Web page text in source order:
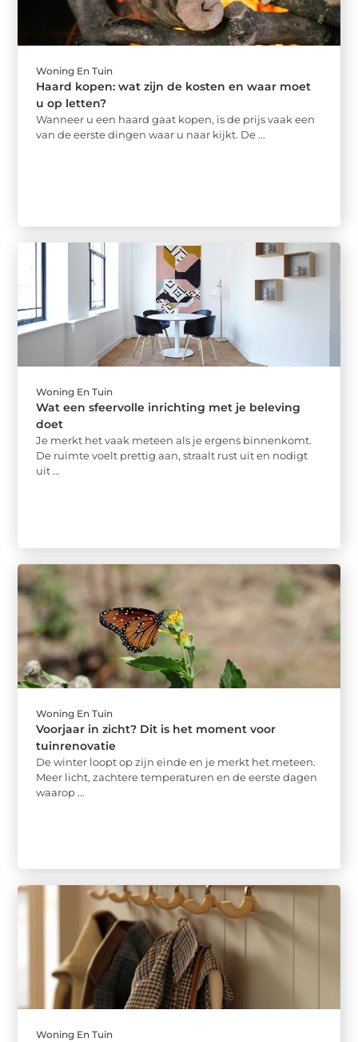
Woning En Tuin
Haard kopen: wat zijn de kosten en waar moet
u op letten?
Wanneer u een haard gaat kopen, is de prijs vaak een
van de eerste dingen waar u naar kijkt. De ...
Woning En Tuin
Wat een sfeervolle inrichting met je beleving
doet
Je merkt het vaak meteen als je ergens binnenkomt.
De ruimte voelt prettig aan, straalt rust uit en nodigt
uit ...
Woning En Tuin
Voorjaar in zicht? Dit is het moment voor
tuinrenovatie
De winter loopt op zijn einde en je merkt het meteen.
Meer licht, zachtere temperaturen en de eerste dagen
waarop ...
Woning En Tuin